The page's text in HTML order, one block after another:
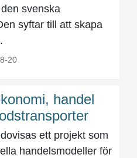
svenska
syftar till att skapa
20
handel
ett projekt som
handelsmodeller för